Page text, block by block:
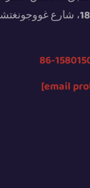
الساحة 18، شارع